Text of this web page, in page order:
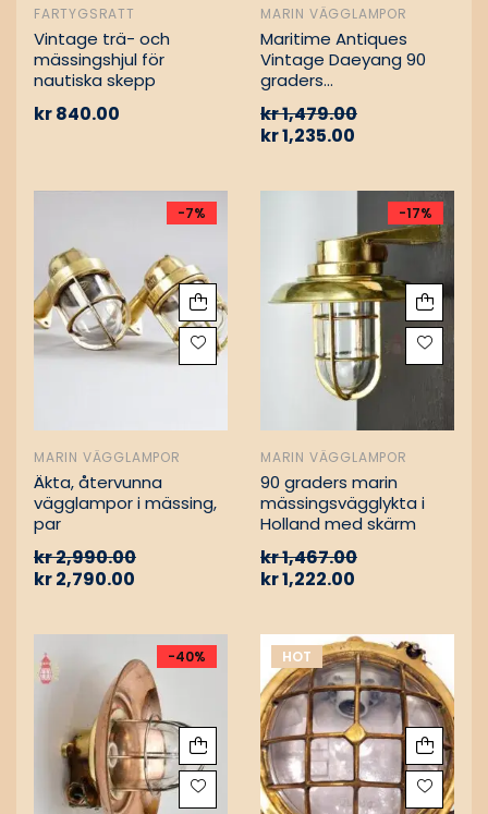
FARTYGSRATT
Vintage trä- och
mässingshjul för
nautiska skepp
kr840.00
MARIN VÄGGLAMPOR
Maritime Antiques
Vintage Daeyang 90
graders
kr1,479.00
kr1,235.00
-7%
MARIN VÄGGLAMPOR
Äkta, återvunna
vägglampor i mässing,
par
kr2,990.00
kr2,790.00
-17%
MARIN VÄGGLAMPOR
90 graders marin
mässingsvägglykta i
Holland med skärm
kr1,467.00
kr1,222.00
-40% HOT